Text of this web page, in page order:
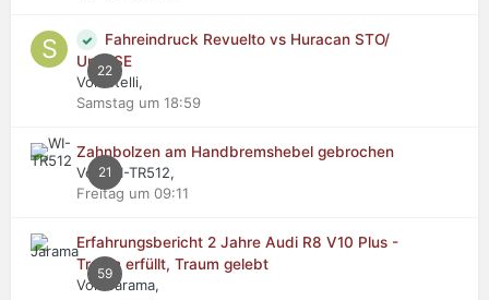
22
Fahreindruck Revuelto vs Huracan STO/
Urus SE
Von stelli,
Samstag um 18:59
21
Zahnbolzen am Handbremshebel gebrochen
Von WI-TR512,
Freitag um 09:11
59
Erfahrungsbericht 2 Jahre Audi R8 V10 Plus -
Traum erfüllt, Traum gelebt
Von Jarama,